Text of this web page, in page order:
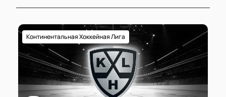
Континентальная Хоккейная Лига